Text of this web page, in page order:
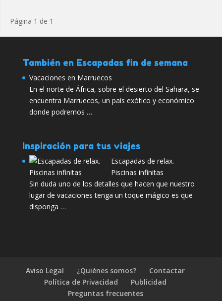
Página 1 de 1
También en Escapadas fin de semana
Vacaciones en Marruecos
En el norte de África, sobre el desierto del Sahara, se
encuentra Marruecos, un país exótico y económico
donde podremos …
Inspiración para tus viajes
Escapadas de relax.
Piscinas infinitas
Sin duda uno de los detalles que hacen que nuestro
lugar de vacaciones tenga un toque mágico es que
disponga …
Aviso Legal ¿Quiénes somos?
Contactar
Política de Privacidad
Publicidad
Preguntas frecuentes